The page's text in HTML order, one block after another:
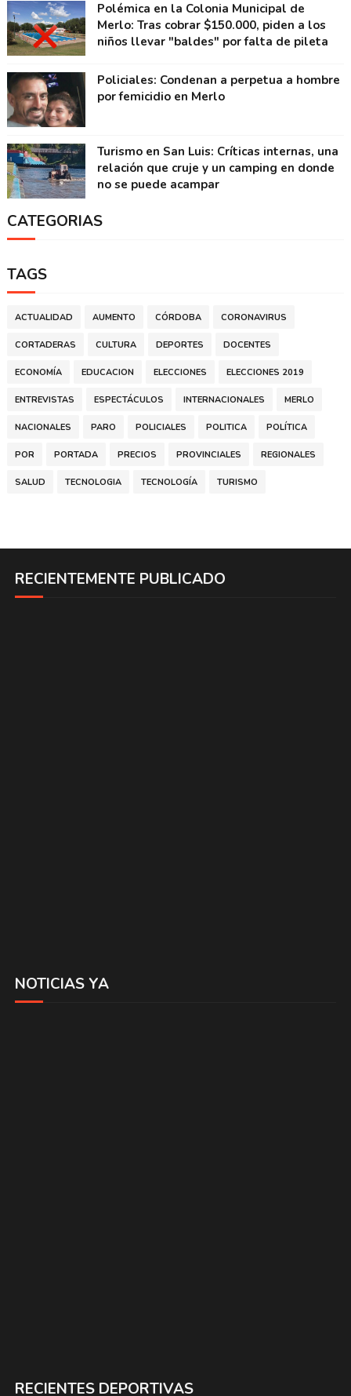
Polémica en la Colonia Municipal de
Merlo: Tras cobrar $150.000, piden a los
niños llevar "baldes" por falta de pileta
Policiales: Condenan a perpetua a hombre
por femicidio en Merlo
Turismo en San Luis: Críticas internas, una
relación que cruje y un camping en donde
no se puede acampar
CATEGORIAS
TAGS
ACTUALIDAD AUMENTO CÓRDOBA CORONAVIRUS
CORTADERAS CULTURA DEPORTES DOCENTES
ECONOMÍA EDUCACION ELECCIONES ELECCIONES 2019
ENTREVISTAS ESPECTÁCULOS INTERNACIONALES MERLO
NACIONALES PARO POLICIALES POLITICA POLÍTICA
POR PORTADA PRECIOS PROVINCIALES REGIONALES
SALUD TECNOLOGIA TECNOLOGÍA TURISMO
RECIENTEMENTE PUBLICADO
NOTICIAS YA
RECIENTES DEPORTIVAS